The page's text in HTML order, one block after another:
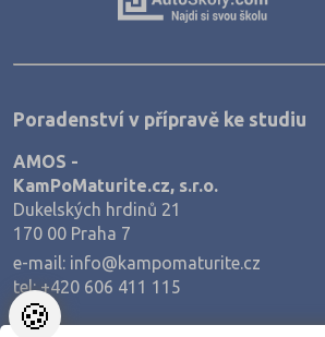
Náchod (98)
Nový Jičín (118)
Nymburk (89)
Olomouc (205)
Opava (135)
Ostrava-město (221)
Poradenství v přípravě ke studiu
AMOS -
KamPoMaturite.cz, s.r.o.
Dukelských hrdinů 21
170 00 Praha 7
e-mail: info@kampomaturite.cz
tel:+420 606 411 115
🍪